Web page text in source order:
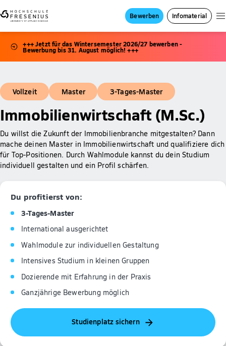
Bewerben Infomaterial
+++ Jetzt für das Wintersemester 2026/27 bewerben -
Bewerbung bis 31. August möglich! +++
Vollzeit Master 3-Tages-Master
Immobilienwirtschaft (M.Sc.)
Du willst die Zukunft der Immobilienbranche mitgestalten? Dann
mache deinen Master in Immobilienwirtschaft und qualifiziere dich
für Top-Positionen. Durch Wahlmodule kannst du dein Studium
individuell gestalten und ein Profil schärfen.
Du profitierst von:
3-Tages-Master
International ausgerichtet
Wahlmodule zur individuellen Gestaltung
Intensives Studium in kleinen Gruppen
Dozierende mit Erfahrung in der Praxis
Ganzjährige Bewerbung möglich
Studienplatz sichern